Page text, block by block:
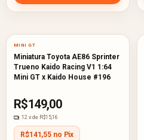
MINI GT
Miniatura Toyota AE86 Sprinter
Trueno Kaido Racing V1 1:64
Mini GT x Kaido House #196
R$149,00
12 x de R$15,16
R$141,55 no Pix